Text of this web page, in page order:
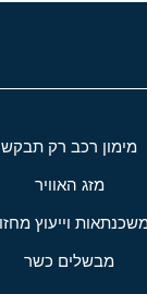
מימון רכב רק תבקש
מזג האוויר
וייעוץ
מבשלים כשר